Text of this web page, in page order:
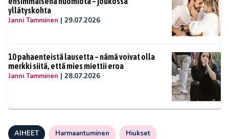
yllätyskohta
Janni Tamminen | 29.07.2026
10 pahaenteistä lausetta – nämä voivat olla
merkki siitä, että mies miettii eroa
Janni Tamminen | 28.07.2026
AIHEET Harmaantuminen Hiukset